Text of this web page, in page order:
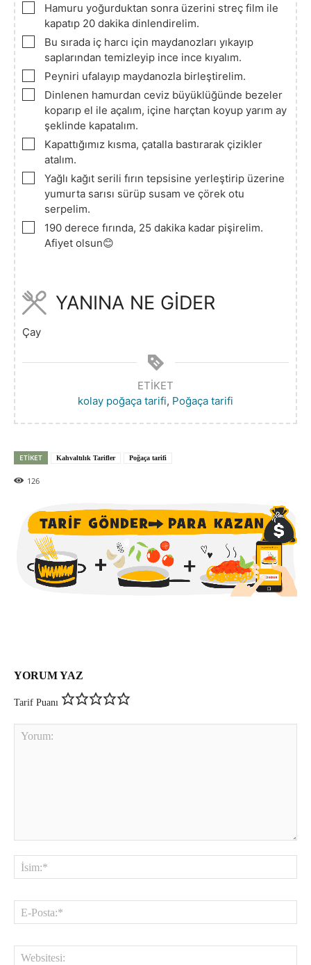
▢
Hamuru yoğurduktan sonra üzerini streç film ile
kapatıp 20 dakika dinlendirelim.
▢
Bu sırada iç harcı için maydanozları yıkayıp
saplarından temizleyip ince ince kıyalım.
▢
Peyniri ufalayıp maydanozla birleştirelim.
▢
Dinlenen hamurdan ceviz büyüklüğünde bezeler
koparıp el ile açalım, içine harçtan koyup yarım ay
şeklinde kapatalım.
▢
Kapattığımız kısma, çatalla bastırarak çizikler
atalım.
▢
Yağlı kağıt serili fırın tepsisine yerleştirip üzerine
yumurta sarısı sürüp susam ve çörek otu
serpelim.
▢190 derece fırında, 25 dakika kadar pişirelim.
Afiyet olsun😊
YANINA NE GİDER
Çay
ETIKET
kolay poğaça tarifi, Poğaça tarifi
ETIKET Kahvaltılık Tarifler Poğaça tarifi
126
YORUM YAZ
Tarif Puanı